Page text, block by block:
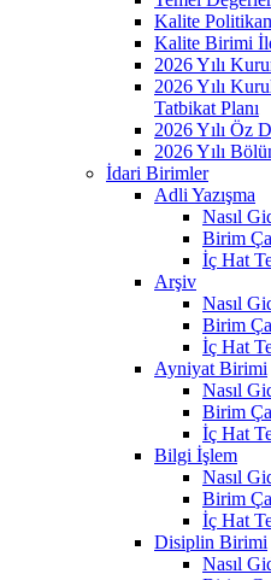
Kalite
Kalite Birimi
2026 Yılı
2026 Yılı
Tatbikat Planı
2026 Yılı Öz
2026 Yılı
İdari Birimler
Adli Yazışma
Nasıl
Birim
İç Hat
Arşiv
Nasıl
Birim
İç Hat
Ayniyat Birimi
Nasıl
Birim
İç Hat
Bilgi İşlem
Nasıl
Birim
İç Hat
Disiplin Birimi
Nasıl